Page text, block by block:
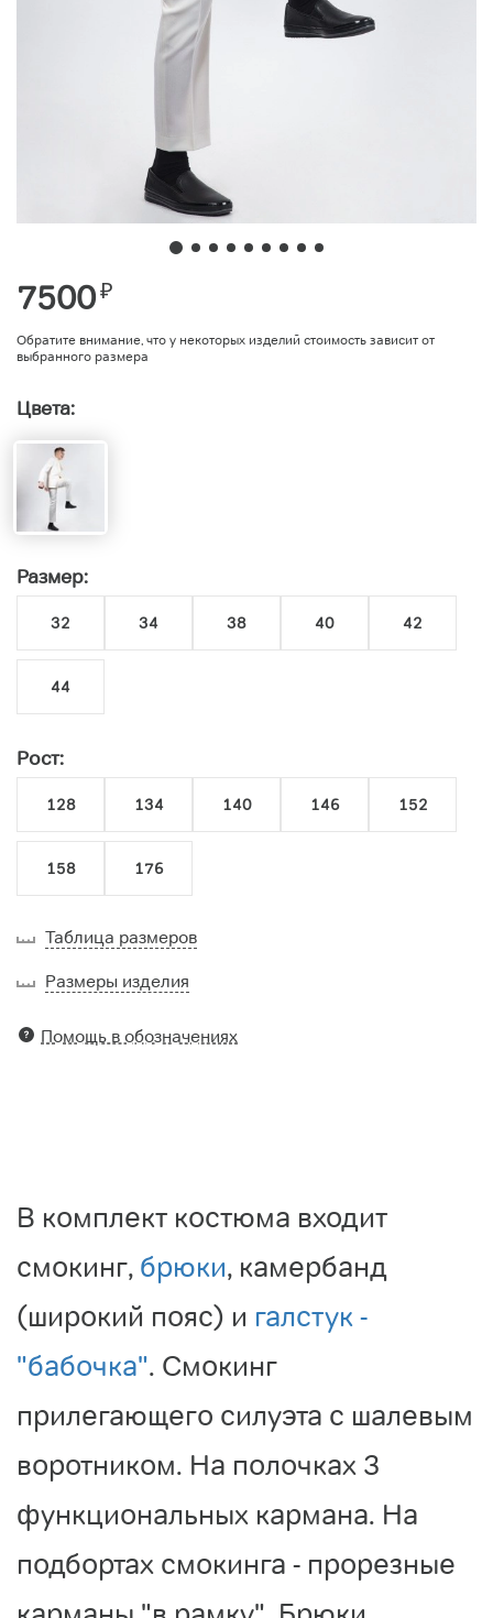
7500₽
Обратите внимание, что у некоторых изделий стоимость зависит от
выбранного размера
Цвета:
Размер:
32 34 38 40 42
44
Рост:
128 134 140 146 152
158 176
Таблица размеров
Размеры изделия
Помощь в обозначениях
В комплект костюма входит
смокинг, брюки, камербанд
(широкий пояс) и галстук -
"бабочка". Смокинг
прилегающего силуэта с шалевым
воротником. На полочках 3
функциональных кармана. На
подбортах смокинга - прорезные